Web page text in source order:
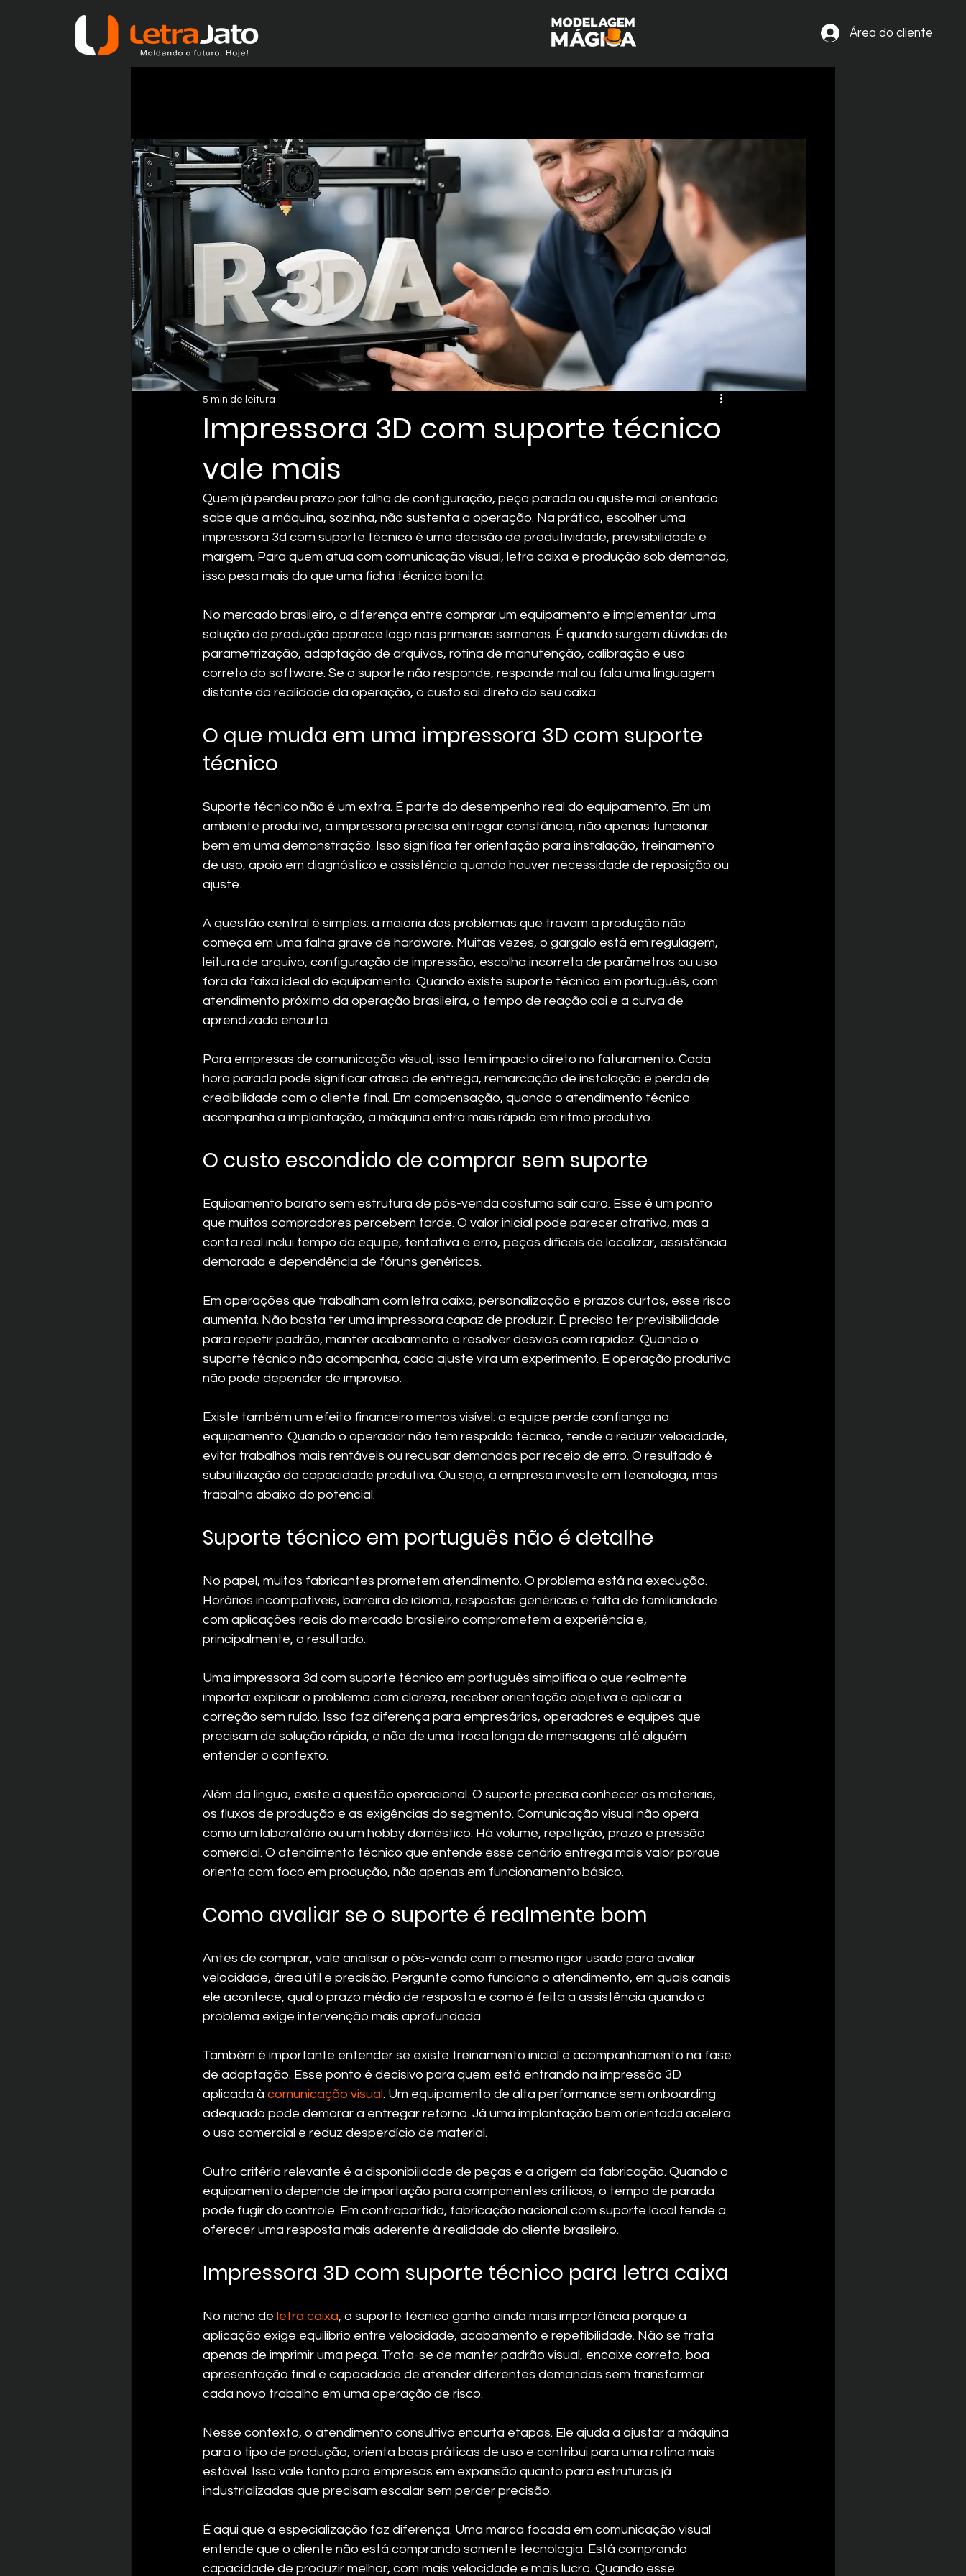
Área do cliente
Impressora 3D com suporte técnico
vale mais
5 min de leitura
Quem já perdeu prazo por falha de configuração, peça parada ou ajuste mal orientado
sabe que a máquina, sozinha, não sustenta a operação. Na prática, escolher uma
impressora 3d com suporte técnico é uma decisão de produtividade, previsibilidade e
margem. Para quem atua com comunicação visual, letra caixa e produção sob demanda,
isso pesa mais do que uma ficha técnica bonita.
No mercado brasileiro, a diferença entre comprar um equipamento e implementar uma
solução de produção aparece logo nas primeiras semanas. É quando surgem dúvidas de
parametrização, adaptação de arquivos, rotina de manutenção, calibração e uso
correto do software. Se o suporte não responde, responde mal ou fala uma linguagem
distante da realidade da operação, o custo sai direto do seu caixa.
O que muda em uma impressora 3D com suporte
técnico
Suporte técnico não é um extra. É parte do desempenho real do equipamento. Em um
ambiente produtivo, a impressora precisa entregar constância, não apenas funcionar
bem em uma demonstração. Isso significa ter orientação para instalação, treinamento
de uso, apoio em diagnóstico e assistência quando houver necessidade de reposição ou
ajuste.
A questão central é simples: a maioria dos problemas que travam a produção não
começa em uma falha grave de hardware. Muitas vezes, o gargalo está em regulagem,
leitura de arquivo, configuração de impressão, escolha incorreta de parâmetros ou uso
fora da faixa ideal do equipamento. Quando existe suporte técnico em português, com
atendimento próximo da operação brasileira, o tempo de reação cai e a curva de
aprendizado encurta.
Para empresas de comunicação visual, isso tem impacto direto no faturamento. Cada
hora parada pode significar atraso de entrega, remarcação de instalação e perda de
credibilidade com o cliente final. Em compensação, quando o atendimento técnico
acompanha a implantação, a máquina entra mais rápido em ritmo produtivo.
O custo escondido de comprar sem suporte
Equipamento barato sem estrutura de pós-venda costuma sair caro. Esse é um ponto
que muitos compradores percebem tarde. O valor inicial pode parecer atrativo, mas a
conta real inclui tempo da equipe, tentativa e erro, peças difíceis de localizar, assistência
demorada e dependência de fóruns genéricos.
Em operações que trabalham com letra caixa, personalização e prazos curtos, esse risco
aumenta. Não basta ter uma impressora capaz de produzir. É preciso ter previsibilidade
para repetir padrão, manter acabamento e resolver desvios com rapidez. Quando o
suporte técnico não acompanha, cada ajuste vira um experimento. E operação produtiva
não pode depender de improviso.
Existe também um efeito financeiro menos visível: a equipe perde confiança no
equipamento. Quando o operador não tem respaldo técnico, tende a reduzir velocidade,
evitar trabalhos mais rentáveis ou recusar demandas por receio de erro. O resultado é
subutilização da capacidade produtiva. Ou seja, a empresa investe em tecnologia, mas
trabalha abaixo do potencial.
Suporte técnico em português não é detalhe
No papel, muitos fabricantes prometem atendimento. O problema está na execução.
Horários incompatíveis, barreira de idioma, respostas genéricas e falta de familiaridade
com aplicações reais do mercado brasileiro comprometem a experiência e,
principalmente, o resultado.
Uma impressora 3d com suporte técnico em português simplifica o que realmente
importa: explicar o problema com clareza, receber orientação objetiva e aplicar a
correção sem ruído. Isso faz diferença para empresários, operadores e equipes que
precisam de solução rápida, e não de uma troca longa de mensagens até alguém
entender o contexto.
Além da língua, existe a questão operacional. O suporte precisa conhecer os materiais,
os fluxos de produção e as exigências do segmento. Comunicação visual não opera
como um laboratório ou um hobby doméstico. Há volume, repetição, prazo e pressão
comercial. O atendimento técnico que entende esse cenário entrega mais valor porque
orienta com foco em produção, não apenas em funcionamento básico.
Como avaliar se o suporte é realmente bom
Antes de comprar, vale analisar o pós-venda com o mesmo rigor usado para avaliar
velocidade, área útil e precisão. Pergunte como funciona o atendimento, em quais canais
ele acontece, qual o prazo médio de resposta e como é feita a assistência quando o
problema exige intervenção mais aprofundada.
Também é importante entender se existe treinamento inicial e acompanhamento na fase
de adaptação. Esse ponto é decisivo para quem está entrando na impressão 3D
aplicada à comunicação visual. Um equipamento de alta performance sem onboarding
adequado pode demorar a entregar retorno. Já uma implantação bem orientada acelera
o uso comercial e reduz desperdício de material.
Outro critério relevante é a disponibilidade de peças e a origem da fabricação. Quando o
equipamento depende de importação para componentes críticos, o tempo de parada
pode fugir do controle. Em contrapartida, fabricação nacional com suporte local tende a
oferecer uma resposta mais aderente à realidade do cliente brasileiro.
Impressora 3D com suporte técnico para letra caixa
No nicho de letra caixa, o suporte técnico ganha ainda mais importância porque a
aplicação exige equilíbrio entre velocidade, acabamento e repetibilidade. Não se trata
apenas de imprimir uma peça. Trata-se de manter padrão visual, encaixe correto, boa
apresentação final e capacidade de atender diferentes demandas sem transformar
cada novo trabalho em uma operação de risco.
Nesse contexto, o atendimento consultivo encurta etapas. Ele ajuda a ajustar a máquina
para o tipo de produção, orienta boas práticas de uso e contribui para uma rotina mais
estável. Isso vale tanto para empresas em expansão quanto para estruturas já
industrializadas que precisam escalar sem perder precisão.
É aqui que a especialização faz diferença. Uma marca focada em comunicação visual
entende que o cliente não está comprando somente tecnologia. Está comprando
capacidade de produzir melhor, com mais velocidade e mais lucro. Quando esse